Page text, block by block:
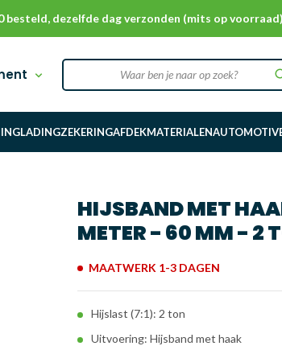
besteld, dezelfde dag verzonden (mits op
LADINGZEKERINGAFDEKMATERIALEN
HIJSBAND MET
METER - 60 MM - 2
MAATWERK 1-3 DAGEN
Hijslast (7:1): 2 ton
Uitvoering: Hijsband met haak